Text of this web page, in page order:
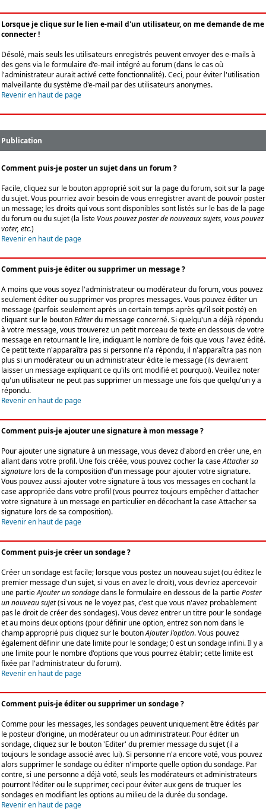
Lorsque je clique sur le lien e-mail d'un utilisateur, on me demande de me
connecter !
Désolé, mais seuls les utilisateurs enregistrés peuvent envoyer des e-mails à
des gens via le formulaire d'e-mail intégré au forum (dans le cas où
l'administrateur aurait activé cette fonctionnalité). Ceci, pour éviter l'utilisation
malveillante du système d'e-mail par des utilisateurs anonymes.
Revenir en haut de page
Publication
Comment puis-je poster un sujet dans un forum ?
Facile, cliquez sur le bouton approprié soit sur la page du forum, soit sur la page
du sujet. Vous pourriez avoir besoin de vous enregistrer avant de pouvoir poster
un message; les droits qui vous sont disponibles sont listés sur le bas de la page
du forum ou du sujet (la liste Vous pouvez poster de nouveaux sujets, vous pouvez
voter, etc.)
Revenir en haut de page
Comment puis-je éditer ou supprimer un message ?
A moins que vous soyez l'administrateur ou modérateur du forum, vous pouvez
seulement éditer ou supprimer vos propres messages. Vous pouvez éditer un
message (parfois seulement après un certain temps après qu'il soit posté) en
cliquant sur le boutonEditerdu message concerné. Si quelqu'un a déjà répondu
à votre message, vous trouverez un petit morceau de texte en dessous de votre
message en retournant le lire, indiquant le nombre de fois que vous l'avez édité.
Ce petit texte n'apparaîtra pas si personne n'a répondu, il n'apparaîtra pas non
plus si un modérateur ou un administrateur édite le message (ils devraient
laisser un message expliquant ce qu'ils ont modifié et pourquoi). Veuillez noter
qu'un utilisateur ne peut pas supprimer un message une fois que quelqu'un y a
répondu.
Revenir en haut de page
Comment puis-je ajouter une signature à mon message ?
Pour ajouter une signature à un message, vous devez d'abord en créer une, en
allant dans votre profil. Une fois créée, vous pouvez cocher la caseAttacher sa
signature lors de la composition d'un message pour ajouter votre signature.
Vous pouvez aussi ajouter votre signature à tous vos messages en cochant la
case appropriée dans votre profil (vous pourrez toujours empêcher d'attacher
votre signature à un message en particulier en décochant la case Attacher sa
signature lors de sa composition).
Revenir en haut de page
Comment puis-je créer un sondage ?
Créer un sondage est facile; lorsque vous postez un nouveau sujet (ou éditez le
premier message d'un sujet, si vous en avez le droit), vous devriez apercevoir
une partieAjouter un sondagedans le formulaire en dessous de la partiePoster
un nouveau sujet(si vous ne le voyez pas, c'est que vous n'avez probablement
pas le droit de créer des sondages). Vous devez entrer un titre pour le sondage
et au moins deux options (pour définir une option, entrez son nom dans le
champ approprié puis cliquez sur le boutonAjouter l'option. Vous pouvez
également définir une date limite pour le sondage; 0 est un sondage infini. Il y a
une limite pour le nombre d'options que vous pourrez établir; cette limite est
fixée par l'administrateur du forum).
Revenir en haut de page
Comment puis-je éditer ou supprimer un sondage ?
Comme pour les messages, les sondages peuvent uniquement être édités par
le posteur d'origine, un modérateur ou un administrateur. Pour éditer un
sondage, cliquez sur le bouton 'Editer' du premier message du sujet (il a
toujours le sondage associé avec lui). Si personne n'a encore voté, vous pouvez
alors supprimer le sondage ou éditer n'importe quelle option du sondage. Par
contre, si une personne a déjà voté, seuls les modérateurs et administrateurs
pourront l'éditer ou le supprimer, ceci pour éviter aux gens de truquer les
sondages en modifiant les options au milieu de la durée du sondage.
Revenir en haut de page